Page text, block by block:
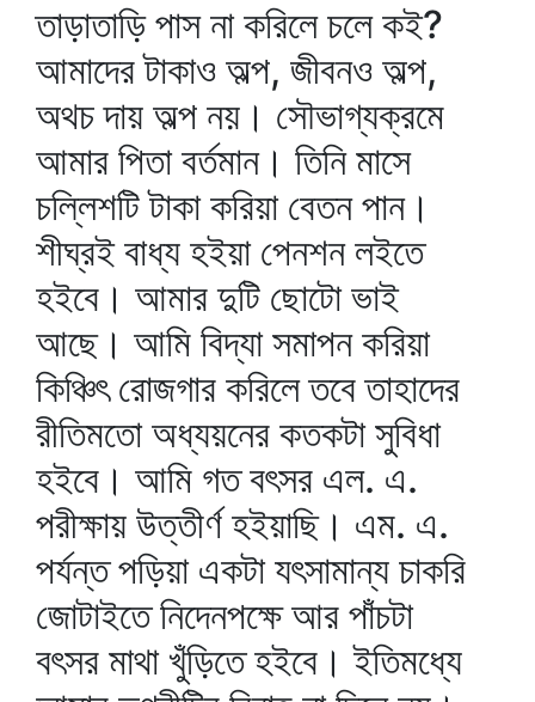
তাড়াতাড়ি পাস না করিলে চলে কই?
আমাদের টাকাও অল্প, জীবনও অল্প,
অথচ দায় অল্প নয়। সৌভাগ্যক্রমে
আমার পিতা বর্তমান। তিনি মাসে
চল্লিশটি টাকা করিয়া বেতন পান।
শীঘ্রই বাধ্য হইয়া পেনশন লইতে
হইবে। আমার দুটি ছোটো ভাই
আছে। আমি বিদ্যা সমাপন করিয়া
কিঞ্চিৎ রোজগার করিলে তবে তাহাদের
রীতিমতো অধ্যয়নের কতকটা সুবিধা
হইবে। আমি গত বৎসর এল. এ.
পরীক্ষায় উত্তীর্ণ হইয়াছি। এম. এ.
পর্যন্ত পড়িয়া একটা যৎসামান্য চাকরি
জোটাইতে নিদেনপক্ষে আর পাঁচটা
বৎসর মাথা খুঁড়িতে হইবে। ইতিমধ্যে